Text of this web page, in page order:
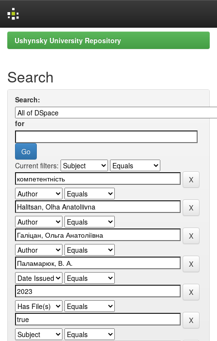
Skip
navigation
Ushynsky University Repository
Search
Search:
for
Current filters: